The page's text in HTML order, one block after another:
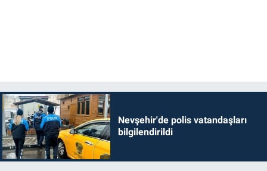
Nevşehir'de polis vatandaşları
bilgilendirildi